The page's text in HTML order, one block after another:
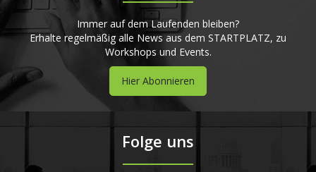
Immer auf dem Laufenden bleiben?
Erhalte regelmäßig alle News aus dem STARTPLATZ, zu
Workshops und Events.
Hier Abonnieren
Folge uns